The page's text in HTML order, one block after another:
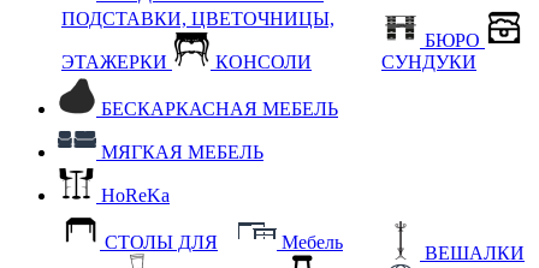
ПОДСТАВКИ, ЦВЕТОЧНИЦЫ,
ЭТАЖЕРКИ КОНСОЛИ
БЮРО
СУНДУКИ
БЕСКАРКАСНАЯ МЕБЕЛЬ
МЯГКАЯ МЕБЕЛЬ
HoReKa
СТОЛЫ ДЛЯ Мебель
ВЕШАЛКИ